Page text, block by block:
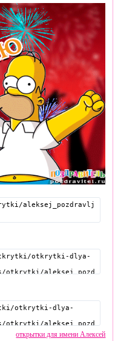
открытки для имени Алексей